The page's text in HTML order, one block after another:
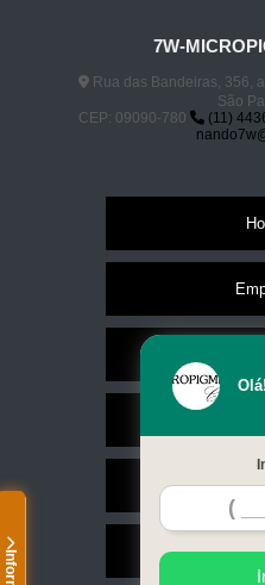
7W-
Rua das Bandeiras, 356,
São
CEP: 09090-780
(11)
Mapa